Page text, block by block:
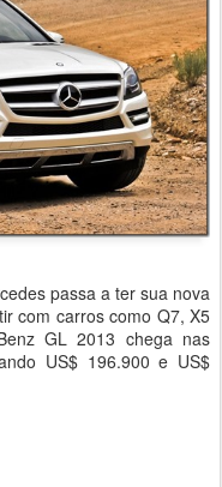
passa a ter sua nova
com carros como Q7, X5
GL 2013 chega nas
US$ 196.900 e US$